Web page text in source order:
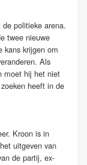
politieke arena.
twee nieuwe
kans krijgen om
Als
moet hij het niet
heeft in de
Kroon is in
uitgeven van
de partij, ex-